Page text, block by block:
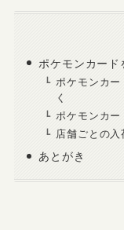
ポケモンカード
ポケモンカー
く
ポケモンカー
店舗ごとの入
あとがき